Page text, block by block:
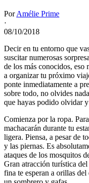
PorAmélie Prime
·
08/10/2018
Decir en tu entorno que
suscitar numerosas
de los más conocidos, eso
a organizar tu próximo
ponte inmediatamente a
sobre todo, no olvides
que hayas podido olvidar
Comienza por la ropa.
machacarán durante tu
ligera. Piensa, a pesar de
y las piernas. Es
ataques de los mosquitos
Gran atracción turística del
fina te esperan a orillas